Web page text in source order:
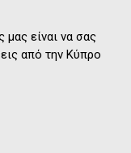
είναι να σας
από την Κύπρο